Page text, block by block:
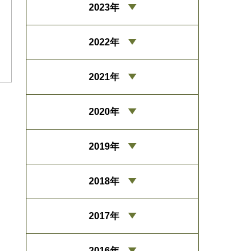
2023年
2022年
2021年
2020年
2019年
2018年
2017年